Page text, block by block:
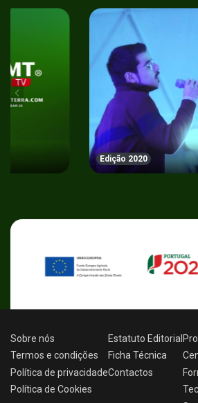
Edição 2020
Sobre nós
Termos e condições
Política de privacidade
Política de Cookies
Estatuto Editorial
Ficha Técnica
Contactos